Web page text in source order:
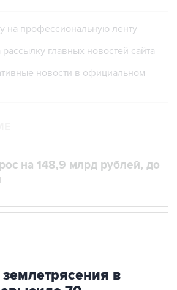
на профессиональную ленту
главных новостей сайта
новости в официальном
на 148,9 млрд рублей, до
в